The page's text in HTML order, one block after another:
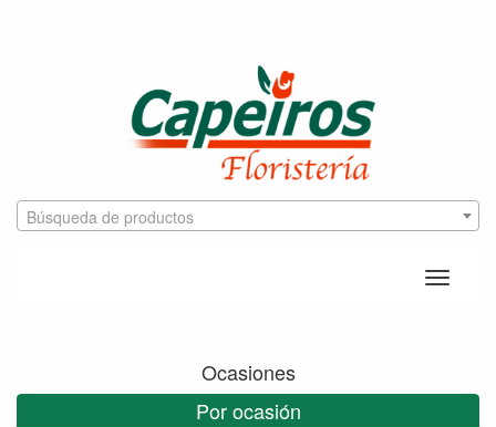
Búsqueda de productos
Toggle
Ocasiones
Por ocasión